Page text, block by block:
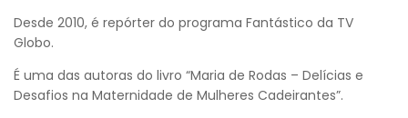
Desde 2010, é repórter do programa Fantástico da TV
Globo.
É uma das autoras do livro “Maria de Rodas – Delícias e
Desafios na Maternidade de Mulheres Cadeirantes”.